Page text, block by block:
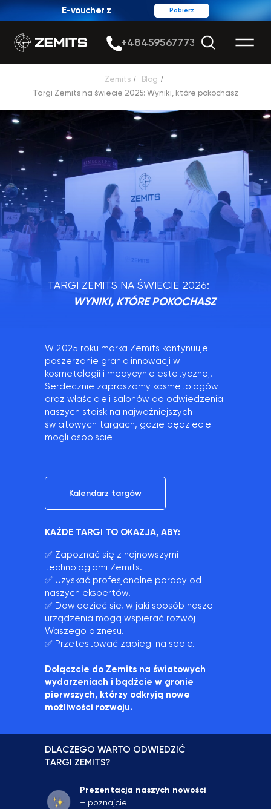
Pobierz
E-voucher z
rabatem
Zemits / Blog /
Targi Zemits na świecie 2025: Wyniki, które pokochasz
WYNIKI, KTÓRE POKOCHASZ
TARGI ZEMITS NA ŚWIECIE 2026:
KAŻDE TARGI TO OKAZJA, ABY:
✅ Zapoznać się z najnowszymi
technologiami Zemits.
✅ Uzyskać profesjonalne porady od
naszych ekspertów.
✅ Dowiedzieć się, w jaki sposób nasze
urządzenia mogą wspierać rozwój
Waszego biznesu.
✅ Przetestować zabiegi na sobie.
Dołączcie do Zemits na światowych
wydarzeniach i bądźcie w gronie
pierwszych, którzy odkryją nowe
możliwości rozwoju.
W 2025 roku marka Zemits kontynuuje
poszerzanie granic innowacji w
kosmetologii i medycynie estetycznej.
Serdecznie zapraszamy kosmetologów
oraz właścicieli salonów do odwiedzenia
naszych stoisk na najważniejszych
światowych targach, gdzie będziecie
mogli osobiście
Kalendarz targów
DLACZEGO WARTO ODWIEDZIĆ
TARGI ZEMITS?
Prezentacja naszych nowości
– poznajcie